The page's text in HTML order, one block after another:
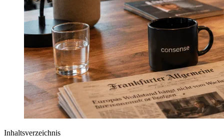
Inhaltsverzeichnis